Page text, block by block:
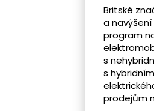
Britské
a
program
s
s
prodejům